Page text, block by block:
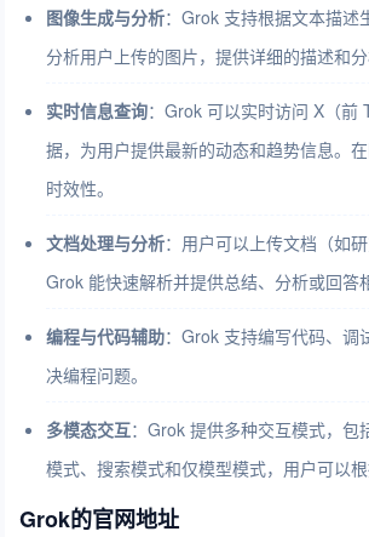
图像生成与分析：Grok 支持根据文本描述
分析用户上传的图片，提供详细的描述和分
实时信息查询：Grok 可以实时访问 X（前
据，为用户提供最新的动态和趋势信息。
时效性。
文档处理与分析：用户可以上传文档（如
Grok 能快速解析并提供总结、分析或回答
编程与代码辅助：Grok 支持编写代码、调
决编程问题。
多模态交互：Grok 提供多种交互模式，包
模式、搜索模式和仅模型模式，用户可以根
Grok的官网地址